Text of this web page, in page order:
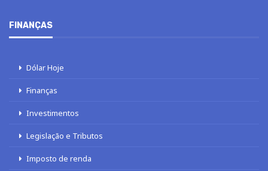
FINANÇAS
Dólar Hoje
Finanças
Investimentos
Legislação e Tributos
Imposto de renda